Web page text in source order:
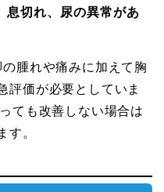
息切れ、尿の異常があ
腫れや痛みに加えて胸
評価が必要としていま
ても改善しない場合は
す。